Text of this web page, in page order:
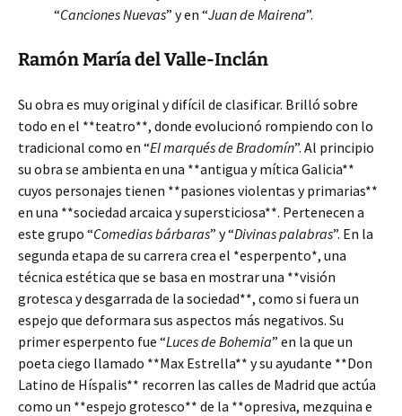
“Canciones Nuevas” y en “Juan de Mairena”.
Ramón María del Valle-Inclán
Su obra es muy original y difícil de clasificar. Brilló sobre
todo en el **teatro**, donde evolucionó rompiendo con lo
tradicional como en “El marqués de Bradomín”. Al principio
su obra se ambienta en una **antigua y mítica Galicia**
cuyos personajes tienen **pasiones violentas y primarias**
en una **sociedad arcaica y supersticiosa**. Pertenecen a
este grupo “Comedias bárbaras” y “Divinas palabras”. En la
segunda etapa de su carrera crea el *esperpento*, una
técnica estética que se basa en mostrar una **visión
grotesca y desgarrada de la sociedad**, como si fuera un
espejo que deformara sus aspectos más negativos. Su
primer esperpento fue “Luces de Bohemia” en la que un
poeta ciego llamado **Max Estrella** y su ayudante **Don
Latino de Híspalis** recorren las calles de Madrid que actúa
como un **espejo grotesco** de la **opresiva, mezquina e